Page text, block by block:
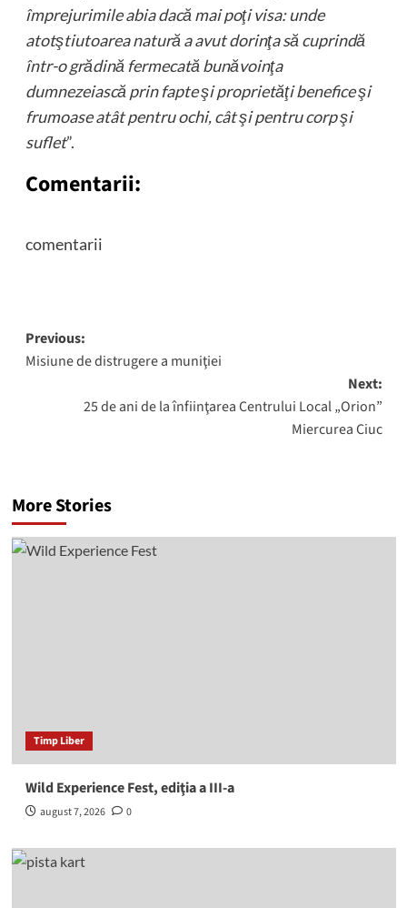
împrejurimile abia dacă mai poţi visa: unde
atotştiutoarea natură a avut dorinţa să cuprindă
într-o grădină fermecată bunăvoinţa
dumnezeiască prin fapte şi proprietăţi benefice şi
frumoase atât pentru ochi, cât şi pentru corp şi
suflet”.
Comentarii:
comentarii
Post
navigation
Previous:
Misiune de distrugere a muniţiei
Next:
25 de ani de la înfiinţarea Centrului Local „Orion”
Miercurea Ciuc
More Stories
Timp Liber
Wild Experience Fest, ediţia a III-a
august 7, 2026 0